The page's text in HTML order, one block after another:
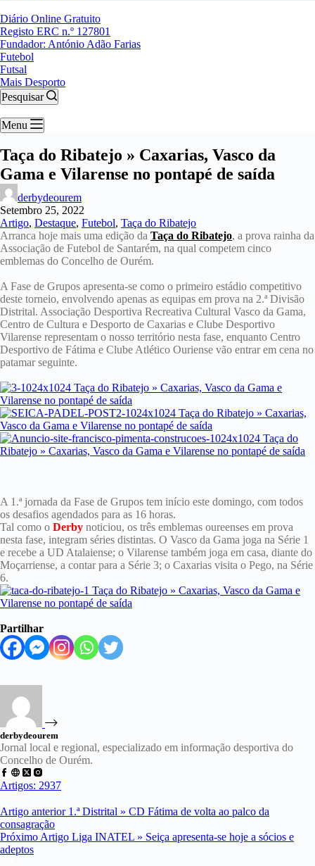
Diário Online Gratuito
Registo ERC n.º 127801
Fundador: António Adão Farias
Futebol
Futsal
Mais Desporto
Pesquisar
Menu
Taça do Ribatejo » Caxarias, Vasco da
Gama e Vilarense no pontapé de saída
derbydeourem
Setembro 25, 2022
Artigo, Destaque, Futebol, Taça do Ribatejo
Arranca hoje mais uma edição da Taça do Ribatejo, a prova rainha da
Associação de Futebol de Santarém, na qual competem cinco
emblemas do Concelho de Ourém.
A Fase de Grupos apresenta-se como o primeiro estádio competitivo
deste torneio, envolvendo apenas as equipas em prova na 2.ª Divisão
Distrital. Associação Desportiva Recreativa Cultural Vasco da Gama,
Centro de Cultura e Desporto de Caxarias e Clube Desportivo
Vilarense representam o nosso território nesta fase, enquanto Centro
Desportivo de Fátima e Clube Atlético Ouriense vão entrar em cena no
patamar seguinte.
A 1.ª jornada da Fase de Grupos tem início este domingo, com todos
os desafios agendados para as 16 horas.
Tal como o Derby noticiou, os três emblemas oureenses em prova
nesta fase, integram séries distintas. O Vasco da Gama joga na Série 1
e recebe a UD Atalaiense; o Vilarense também joga em casa, diante do
Moçarriense, a contar para a Série 3; o Caxarias visita o Pego, na Série
6.
Partilhar
derbydeourem
Jornal local e regional, especializado em informação desportiva do
Concelho de Ourém.
Artigos: 2937
Artigo anterior 1.ª Distrital » CD Fátima de volta ao palco da
consagração
Próximo Artigo Liga INATEL » Seiça apresenta-se hoje a sócios e
adeptos